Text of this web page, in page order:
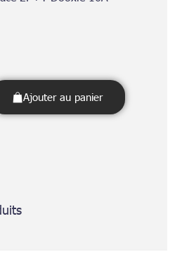
Ajouter au panier